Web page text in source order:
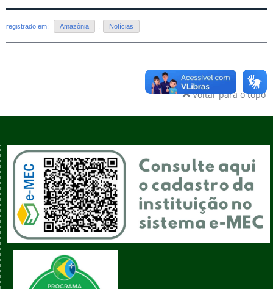
registrado em: Amazônia Notícias
Voltar para o topo